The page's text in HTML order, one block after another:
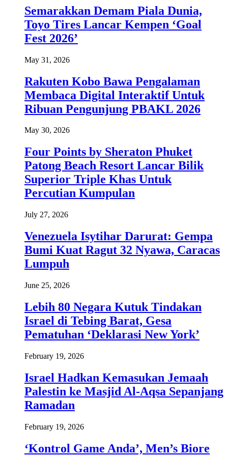
Semarakkan Demam Piala Dunia,
Toyo Tires Lancar Kempen ‘Goal
Fest 2026’
May 31, 2026
Rakuten Kobo Bawa Pengalaman
Membaca Digital Interaktif Untuk
Ribuan Pengunjung PBAKL 2026
May 30, 2026
Four Points by Sheraton Phuket
Patong Beach Resort Lancar Bilik
Superior Triple Khas Untuk
Percutian Kumpulan
July 27, 2026
Venezuela Isytihar Darurat: Gempa
Bumi Kuat Ragut 32 Nyawa, Caracas
Lumpuh
June 25, 2026
Lebih 80 Negara Kutuk Tindakan
Israel di Tebing Barat, Gesa
Pematuhan ‘Deklarasi New York’
February 19, 2026
Israel Hadkan Kemasukan Jemaah
Palestin ke Masjid Al-Aqsa Sepanjang
Ramadan
February 19, 2026
‘Kontrol Game Anda’, Men’s Biore